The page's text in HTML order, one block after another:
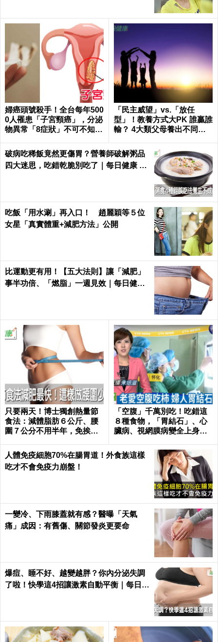
婦癌頭號殺手！全台每年500
0人罹患「子宮頸癌」，分泌
物異常「8症狀」不可不知｜
「民主威望」vs.「放任
型」！教養方式大PK 誰贏誰
輸？ 4大類父母養出不同性
破病吃稀飯竟然更傷胃？營養師破解粥品
四大迷思，吃錯乾脆別吃了｜每日健康 He
吃飯「用水涮」再入口！ 趙麗穎等５位
女星「真實體重+減肥方法」公開
比運動更有用！【五大法則】讓「減肥」
事半功倍、「燃脂」一週見效｜每日健康
只要兩天！博士獨創熱量節
食法：減體脂肪６公斤、腰
圍７公分不用半年，免挨餓
「空腹」千萬別吃！吃錯這
８種食物，「胃結石」、心
臟病、視網膜病變全上身｜
人體免疫細胞70%在腸胃道！外食族這樣
吃才不會免疫力崩盤！
一變冷、下雨膝蓋就有感？醫曝「天氣
痛」成因：有舊傷、關節發炎更要命
爆痘、睡不好、越變越胖？你內分泌失調
了啦！快學這4招讓激素自動平衡｜每日健